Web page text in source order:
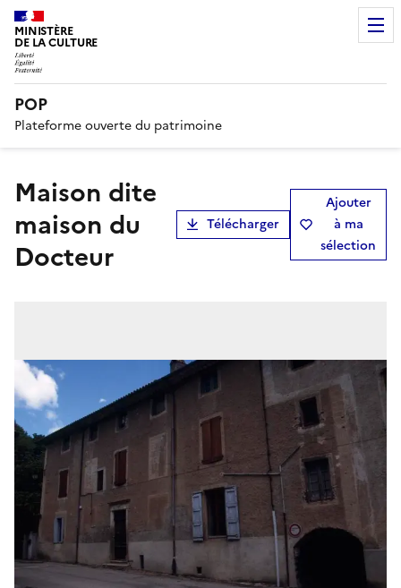
MINISTÈRE
DE LA CULTURE
POP
Plateforme ouverte du patrimoine
maison dite
maison du
Docteur
Télécharger
Ajouter
à ma
sélection